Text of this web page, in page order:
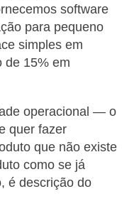
software
para pequeno
simples em
de 15% em
operacional — o
quer fazer
que não existe
como se já
é descrição do